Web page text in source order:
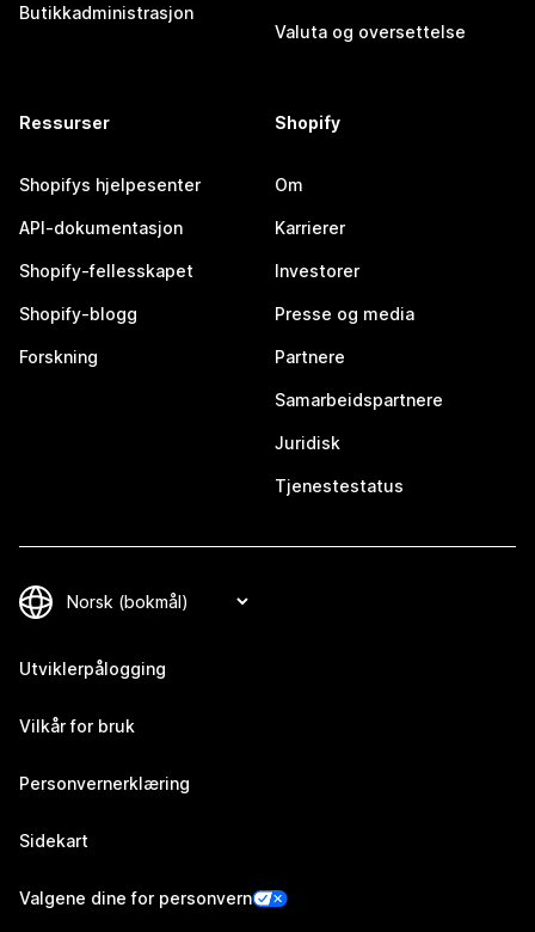
Butikkadministrasjon
Valuta og oversettelse
Ressurser
Shopifys hjelpesenter
API-dokumentasjon
Shopify-fellesskapet
Shopify-blogg
Forskning
Shopify
Om
Karrierer
Investorer
Presse og media
Partnere
Samarbeidspartnere
Juridisk
Tjenestestatus
Utviklerpålogging
Vilkår for bruk
Personvernerklæring
Sidekart
Valgene dine for personvern